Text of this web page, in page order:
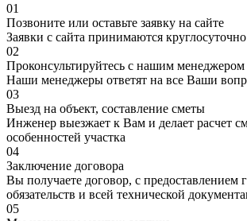
01
Позвоните или оставьте заявку на сайте
Заявки с сайта принимаются круглосуточно
02
Проконсультируйтесь с нашим менеджером
Наши менеджеры ответят на все Ваши
03
Выезд на объект, составление сметы
Инженер выезжает к Вам и делает расчет
особенностей участка
04
Заключение договора
Вы получаете договор, с предоставлением
обязательств и всей технической
05